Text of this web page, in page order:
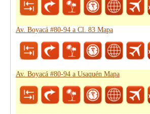
Av. Boyacá #80-94 a Cl. 83 Mapa
Av. Boyacá #80-94 a Usaquén Mapa